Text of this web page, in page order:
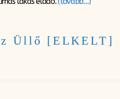
Üllő [ELKELT]